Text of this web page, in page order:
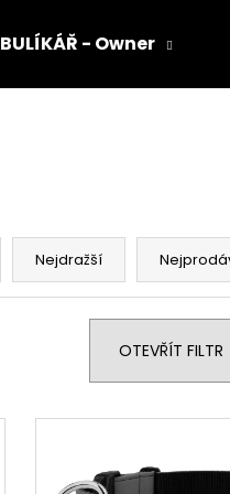
BULÍKÁŘ - Owner
Nejdražší
OTEVŘÍT FILTR